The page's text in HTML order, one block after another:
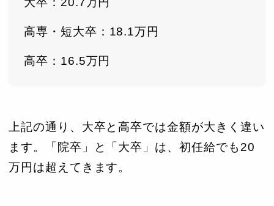
高専・短大卒：18.1万円
高卒：16.5万円
上記の通り、大卒と高卒では金額が大きく違い
ます。「院卒」と「大卒」は、初任給でも20
万円は超えてきます。